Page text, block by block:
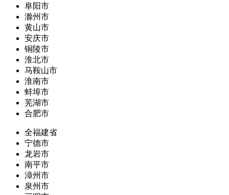
阜阳市
滁州市
黄山市
安庆市
铜陵市
淮北市
马鞍山市
淮南市
蚌埠市
芜湖市
合肥市
全福建省
宁德市
龙岩市
南平市
漳州市
泉州市